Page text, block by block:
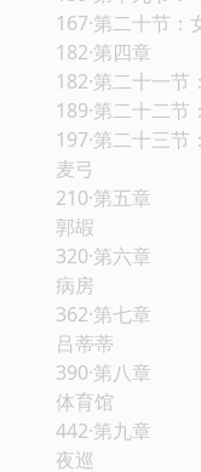
167·第二十节：
182·第四章
182·第二十一节
189·第二十二节
197·第二十三节
麦弓
210·第五章
郭嘏
320·第六章
病房
362·第七章
吕蒂蒂
390·第八章
体育馆
442·第九章
夜巡